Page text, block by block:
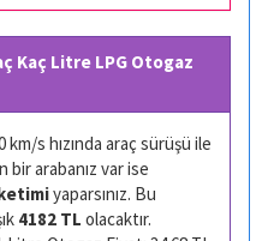
Kaç Litre LPG Otogaz
s hızında araç sürüşü ile
bir arabanız var ise
yaparsınız. Bu
4182 TL olacaktır.